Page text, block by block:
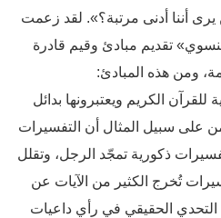
أننا أدنى مرتبة؟». لقد زعمت
تقديم مبادئ وقيم قادرة
ومن هذه المبادئ:
الكريم ويعتبرونها بدائل
على سبيل المثال أن التفسيرات
ذكورية تمجّد الرجل، وتقلل
تُخرج الكثير من الآيات عن
التحدي الحقيقي في رأي داعيات